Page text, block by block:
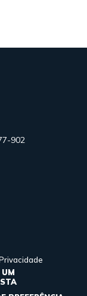
902
UM